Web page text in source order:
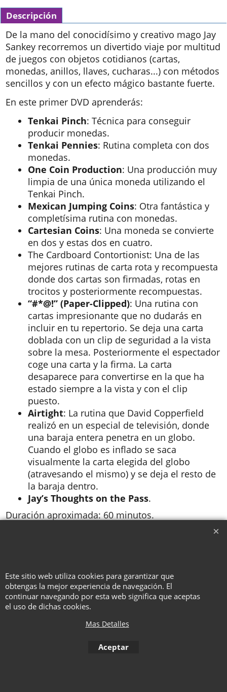
Descripción
De la mano del conocidísimo y creativo mago Jay
Sankey recorremos un divertido viaje por multitud
de juegos con objetos cotidianos (cartas,
monedas, anillos, llaves, cucharas...) con métodos
sencillos y con un efecto mágico bastante fuerte.
En este primer DVD aprenderás:
Tenkai Pinch: Técnica para conseguir
producir monedas.
Tenkai Pennies: Rutina completa con dos
monedas.
One Coin Production: Una producción muy
limpia de una única moneda utilizando el
Tenkai Pinch.
Mexican Jumping Coins: Otra fantástica y
completísima rutina con monedas.
Cartesian Coins: Una moneda se convierte
en dos y estas dos en cuatro.
The Cardboard Contortionist: Una de las
mejores rutinas de carta rota y recompuesta
donde dos cartas son firmadas, rotas en
trocitos y posteriormente recompuestas.
“#*@!” (Paper-Clipped): Una rutina con
cartas impresionante que no dudarás en
incluir en tu repertorio. Se deja una carta
doblada con un clip de seguridad a la vista
sobre la mesa. Posteriormente el espectador
coge una carta y la firma. La carta
desaparece para convertirse en la que ha
estado siempre a la vista y con el clip
puesto.
Airtight: La rutina que David Copperfield
realizó en un especial de televisión, donde
una baraja entera penetra en un globo.
Cuando el globo es inflado se saca
visualmente la carta elegida del globo
(atravesando el mismo) y se deja el resto de
la baraja dentro.
Jay’s Thoughts on the Pass.
Duración aproximada: 60 minutos.
Este sitio web utiliza cookies para garantizar que
obtengas la mejor experiencia de navegación. El
continuar navegando por esta web significa que aceptas
el uso de dichas cookies.
Mas Detalles
Aceptar